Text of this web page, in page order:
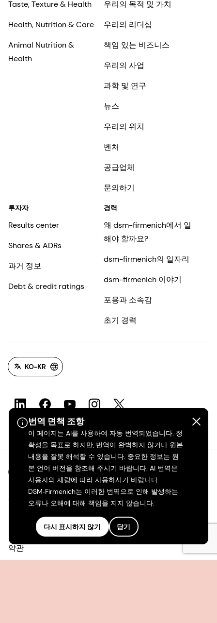
번역 면책 조항
이 페이지는 AI를 사용하여 자동 번역되었습니다. 정
확성을 목표로 하지만, 번역이 완벽하지 않거나 원본
내용을 잘못 해석할 수 있습니다. 중요한 정보는 원
본 언어 버전을 참조해 주시기 바랍니다. AI 번역은
사용자의 재량에 따라 사용하시기 바랍니다.
DSM‑Firmenich는 이러한 번역으로 인해 발생하는
오류나 오해에 대해 책임을 지지 않습니다.
다시 표시하지 않기 닫기
Taste, Texture & Health
Health, Nutrition & Care
Animal Nutrition &
Health
우리의 목적 및 가치
우리의 리더십
책임 있는 비즈니스
우리의 사업
과학 및 연구
뉴스
우리의 위치
벤처
공급업체
문의하기
투자자
Results center
Shares & ADRs
과거 정보
Debt & credit ratings
경력
왜 dsm-firmenich에서 일
해야 할까요?
dsm-firmenich의 일자리
dsm-firmenich 이야기
포용과 소속감
초기 경력
KO-KR
©2026 dsm-firmenich. 모든 권리 보유.
개인정보 보호 고지
이용 약관
약관